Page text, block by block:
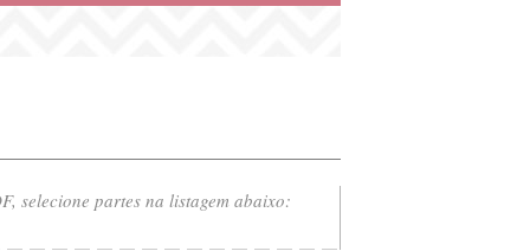
selecione partes na listagem abaixo: